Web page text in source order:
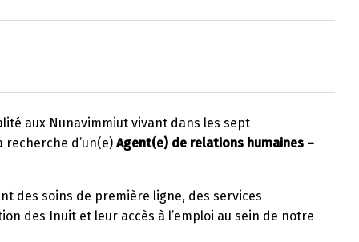
aux Nunavimmiut vivant dans les sept
recherche d’un(e) Agent(e) de relations humaines –
des soins de première ligne, des services
des Inuit et leur accès à l’emploi au sein de notre